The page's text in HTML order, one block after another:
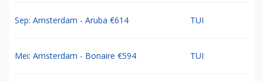
Sep: Amsterdam - Aruba €614 TUI
Mei: Amsterdam - Bonaire €594 TUI